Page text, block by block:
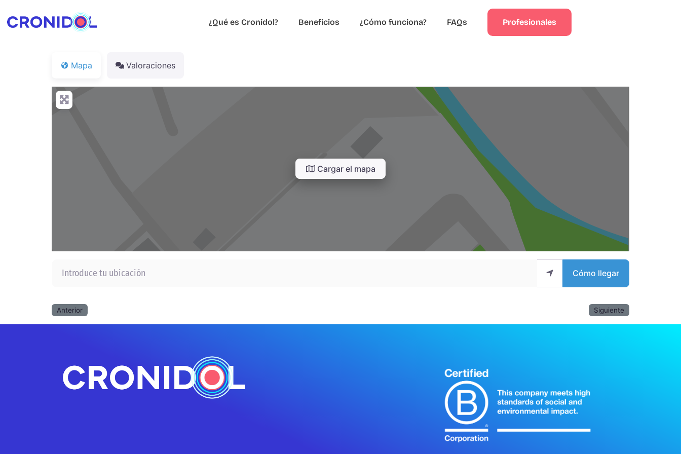
¿Qué es Cronidol? Beneficios ¿Cómo funciona? FAQs Profesionales
Mapa Valoraciones
Cargar el mapa
Cómo llegar
Anterior Siguiente